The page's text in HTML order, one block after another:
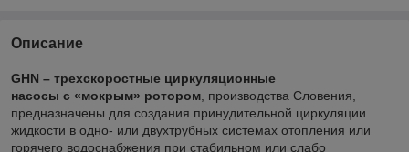
Описание
GHN – трехскоростные циркуляционные
насосы с «мокрым» ротором , производства Словения,
предназначены для создания принудительной циркуляции
жидкости в одно- или двухтрубных системах отопления или
горячего водоснабжения при стабильном или слабо